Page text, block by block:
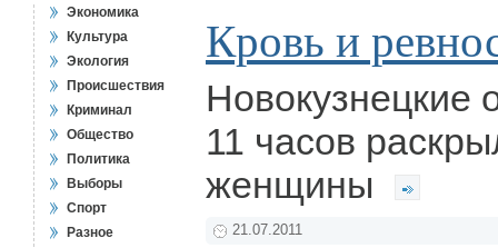
Экономика
Культура
Экология
Происшествия
Криминал
Общество
Политика
Выборы
Спорт
Разное
Кровь и
Новокузнецкие
11 часов
женщины
21.07.2011